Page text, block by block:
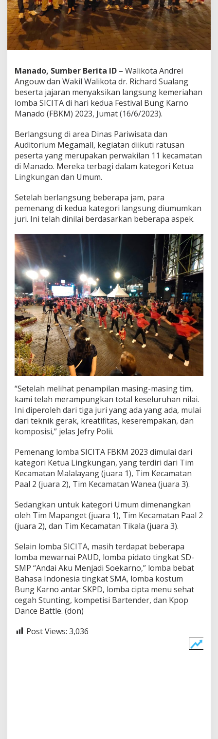
n
s
e
r
a
T
e
r
l
i
t
d
a
l
m
e
n
a
S
I
C
I
T
A
Manado, Sumber Berita ID – Walikota Andrei
Angouw dan Wakil Walikota dr. Richard Sualang
beserta jajaran menyaksikan langsung kemeriahan
lomba SICITA di hari kedua Festival Bung Karno
Manado (FBKM) 2023, Jumat (16/6/2023).
Berlangsung di area Dinas Pariwisata dan
Auditorium Megamall, kegiatan diikuti ratusan
peserta yang merupakan perwakilan 11 kecamatan
di Manado. Mereka terbagi dalam kategori Ketua
Lingkungan dan Umum.
Setelah berlangsung beberapa jam, para
pemenang di kedua kategori langsung diumumkan
juri. Ini telah dinilai berdasarkan beberapa aspek.
“Setelah melihat penampilan masing-masing tim,
kami telah merampungkan total keseluruhan nilai.
Ini diperoleh dari tiga juri yang ada yang ada, mulai
dari teknik gerak, kreatifitas, keserempakan, dan
komposisi,” jelas Jefry Polii.
Pemenang lomba SICITA FBKM 2023 dimulai dari
kategori Ketua Lingkungan, yang terdiri dari Tim
Kecamatan Malalayang (juara 1), Tim Kecamatan
Paal 2 (juara 2), Tim Kecamatan Wanea (juara 3).
Sedangkan untuk kategori Umum dimenangkan
oleh Tim Mapanget (juara 1), Tim Kecamatan Paal 2
(juara 2), dan Tim Kecamatan Tikala (juara 3).
Selain lomba SICITA, masih terdapat beberapa
lomba mewarnai PAUD, lomba pidato tingkat SD-
SMP “Andai Aku Menjadi Soekarno,” lomba bebat
Bahasa Indonesia tingkat SMA, lomba kostum
Bung Karno antar SKPD, lomba cipta menu sehat
cegah Stunting, kompetisi Bartender, dan Kpop
Dance Battle. (don)
Post Views: 3,036